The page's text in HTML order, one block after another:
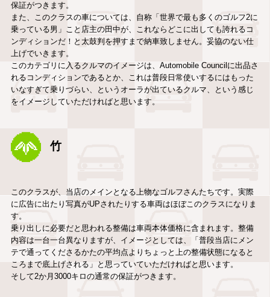
保証がつきます。
また、このクラスの車については、自称「世界で最も多くのゴルフ2に
乗っている男」こと店主の田中が、これならどこに出しても誇れるコ
ンディションだ！と太鼓判を押すまで納車致しません。妥協のない仕
上げでいきます。
このカテゴリに入るクルマのイメージは、Automobile Councilに出品さ
れるコンディションであるとか、これは普段日常使いするにはもった
いなすぎて乗りづらい、というオーラが出ているクルマ、という感じ
をイメージしていただければと思います。
竹
このクラスが、当店のメインとなる上物なゴルフさんたちです。実際
に広告に出たり写真がUPされたりする車両はほぼこのクラスになりま
す。
乗り出しに必要だと思われる整備は車両本体価格に含まれます。整備
内容は一台一台異なりますが、イメージとしては、「普段当店にメン
テで通ってくださるかたの平均点よりちょっと上の整備状態になると
ころまで底上げされる」と思っていていただければと思います。
そして2か月3000キロの通常の保証がつきます。